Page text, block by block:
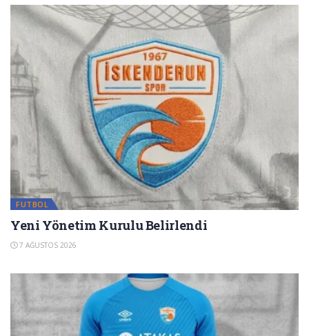
FUTBOL
Yeni Yönetim Kurulu Belirlendi
7 AĞUSTOS 2026